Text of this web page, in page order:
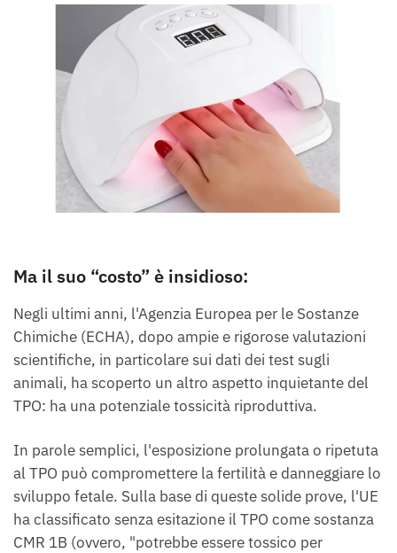
Ma il suo “costo” è insidioso:
Negli ultimi anni, l'Agenzia Europea per le Sostanze
Chimiche (ECHA), dopo ampie e rigorose valutazioni
scientifiche, in particolare sui dati dei test sugli
animali, ha scoperto un altro aspetto inquietante del
TPO: ha una potenziale tossicità riproduttiva.
In parole semplici, l'esposizione prolungata o ripetuta
al TPO può compromettere la fertilità e danneggiare lo
sviluppo fetale. Sulla base di queste solide prove, l'UE
ha classificato senza esitazione il TPO come sostanza
CMR 1B (ovvero, "potrebbe essere tossico per